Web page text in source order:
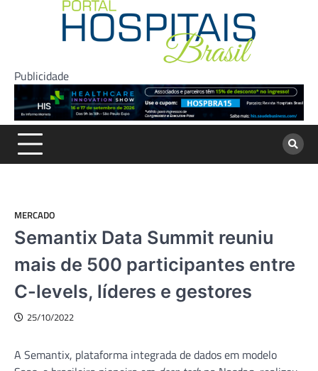
Publicidade
MERCADO
Semantix Data Summit reuniu
mais de 500 participantes entre
C-levels, líderes e gestores
25/10/2022
A Semantix, plataforma integrada de dados em modelo